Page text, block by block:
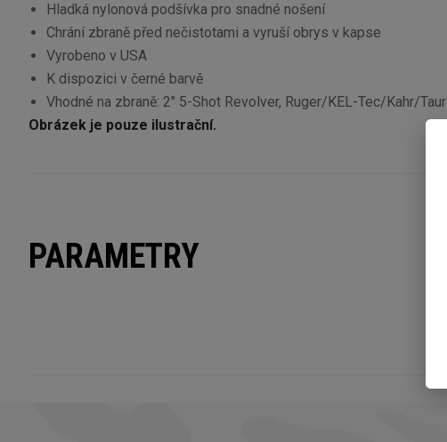
Hladká nylonová podšívka pro snadné nošení
Chrání zbraně před nečistotami a vyruší obrys v kapse
Vyrobeno v USA
K dispozici v černé barvě
Vhodné na zbraně: 2" 5-Shot Revolver, Ruger/KEL-Tec/Kahr/Taur
Obrázek je pouze ilustrační.
PARAMETRY